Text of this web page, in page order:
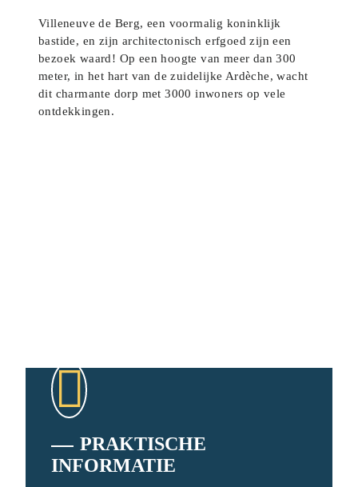
Villeneuve de Berg, een voormalig koninklijk
bastide, en zijn architectonisch erfgoed zijn een
bezoek waard! Op een hoogte van meer dan 300
meter, in het hart van de zuidelijke Ardèche, wacht
dit charmante dorp met 3000 inwoners op vele
ontdekkingen.
PRAKTISCHE
INFORMATIE